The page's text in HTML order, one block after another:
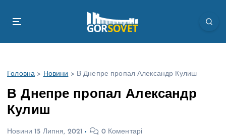
Головна > Новини > В Днепре пропал Александр Кулиш
В Днепре пропал Александр
Кулиш
Новини 15 Липня, 2021 0 Коментарі